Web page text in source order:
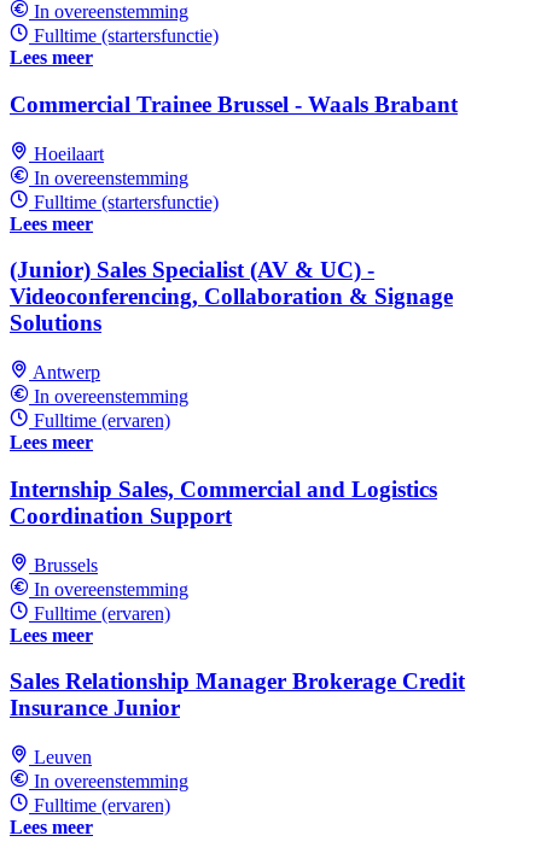
In overeenstemming
Fulltime (startersfunctie)
Lees meer
Commercial Trainee Brussel - Waals Brabant
Hoeilaart
In overeenstemming
Fulltime (startersfunctie)
Lees meer
(Junior) Sales Specialist (AV & UC) -
Videoconferencing, Collaboration & Signage
Solutions
Antwerp
In overeenstemming
Fulltime (ervaren)
Lees meer
Internship Sales, Commercial and Logistics
Coordination Support
Brussels
In overeenstemming
Fulltime (ervaren)
Lees meer
Sales Relationship Manager Brokerage Credit
Insurance Junior
Leuven
In overeenstemming
Fulltime (ervaren)
Lees meer